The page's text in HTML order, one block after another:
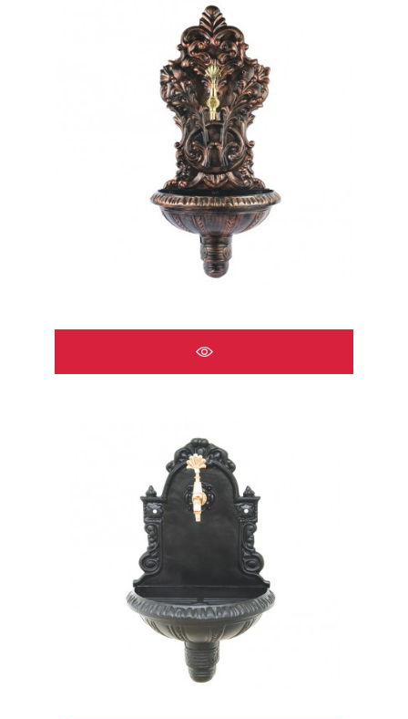
ÇEŞMELER A2518